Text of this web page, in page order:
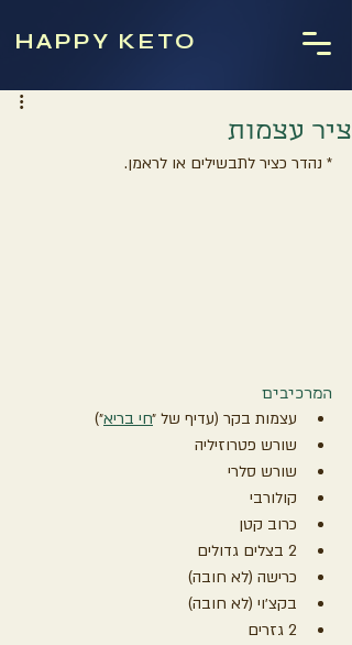
HAPPY KETO
ציר עצמות
* נהדר כציר לתבשילים או לראמן.
המרכיבים
עצמות בקר (עדיף של ״חי בריא״)
שורש פטרוזיליה
שורש סלרי
קולורבי
כרוב קטן
2 בצלים גדולים
כרישה (לא חובה)
בקצ׳וי (לא חובה)
2 גזרים